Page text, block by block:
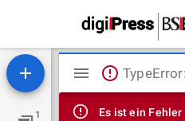
1
Mirador
Viewer
Es ist ein